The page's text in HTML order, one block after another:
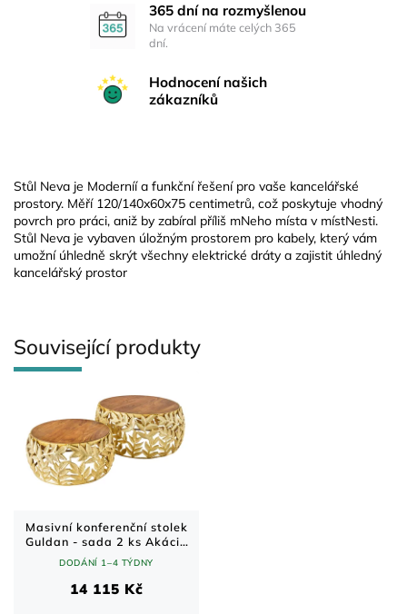
365 dní na rozmyšlenou
Na vrácení máte celých 365
dní.
Hodnocení našich
zákazníků
Související produkty
Masivní konferenční stolek
Guldan - sada 2 ks Akácie
70x70 cm
DODÁNÍ 1–4 TÝDNY
14 115 Kč
Stůl Neva je Moderníí a funkční řešení pro vaše kancelářské
prostory. Měří 120/140x60x75 centimetrů, což poskytuje vhodný
povrch pro práci, aniž by zabíral příliš mNeho místa v místNesti.
Stůl Neva je vybaven úložným prostorem pro kabely, který vám
umožní úhledně skrýt všechny elektrické dráty a zajistit úhledný
kancelářský prostor